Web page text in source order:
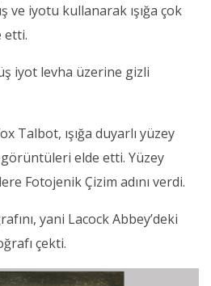
ve iyotu kullanarak ışığa çok
etti.
iyot levha üzerine gizli
ışığa duyarlı yüzey
elde etti. Yüzey
Fotojenik Çizim adını verdi.
yani Lacock Abbey’deki
çekti.